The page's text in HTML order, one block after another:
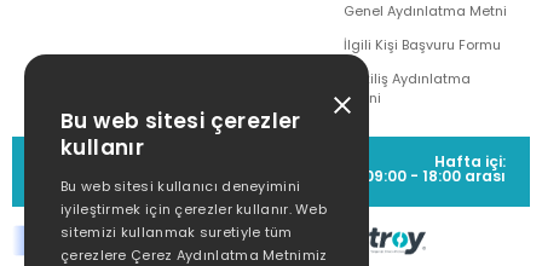
Genel Aydınlatma Metni
İlgili Kişi Başvuru Formu
Çekiliş Aydınlatma
Metni
MÜŞTERİ HİZMETLERİ
(0212) 373 77 00
Hafta içi:
09:00 - 18:00 arası
Bu web sitesi çerezler
kullanır
Bu web sitesi kullanıcı deneyimini
iyileştirmek için çerezler kullanır. Web
sitemizi kullanmak suretiyle tüm
çerezlere Çerez Aydınlatma Metnimiz